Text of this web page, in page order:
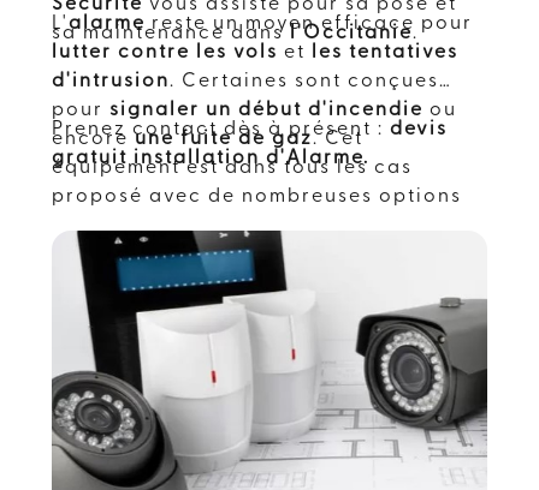
Sécurité vous assiste pour sa pose et
sa maintenance dans l'Occitanie.
L'alarme reste un moyen efficace pour
lutter contre les vols et
les tentatives
d'intrusion. Certaines sont conçues
pour signaler un début d'incendie ou
encoreune fuite de gaz. Cet
équipement est dans tous les cas
proposé avec de nombreuses options
vidéosurveillance, un module de
communication Gsm ou autres.
L'important est d'installer et de
paramétrer correctement le tout pour
une sécurité optimale.Avisys Sécurité,
àLabège, met en place tous les types
et modèles d'alarmes.
Prenez contact dès à présent : devis
gratuit installation d'Alarme.